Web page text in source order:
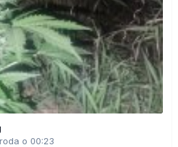
o 00:23